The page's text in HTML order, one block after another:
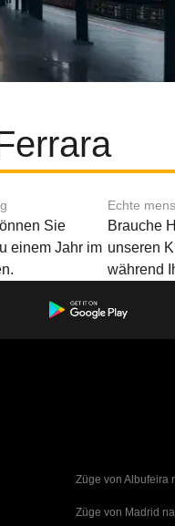
Sie
einem Jahr im
Echte
Brauche
unseren
während
Züge von Albufeira
Züge von Madrid